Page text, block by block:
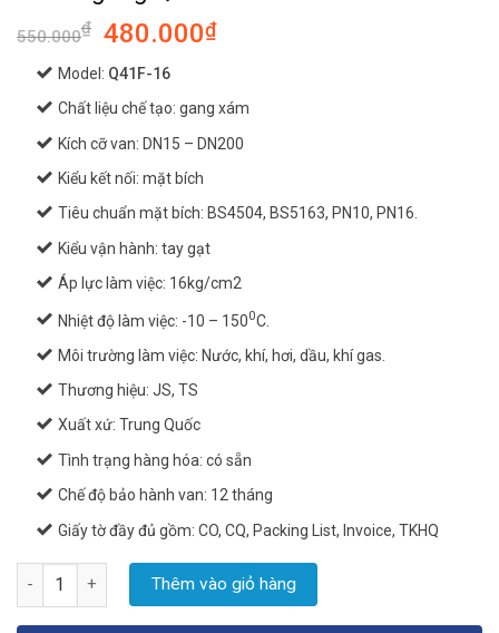
550.000₫
Giá
gốc
là:
550.000₫.
480.000₫Giá
là:
480.000₫.
Model: Q41F-16
Chất liệu chế tạo: gang xám
Kích cỡ van: DN15 – DN200
Kiểu kết nối: mặt bích
Tiêu chuẩn mặt bích: BS4504, BS5163, PN10, PN16.
Kiểu vận hành: tay gạt
Áp lực làm việc: 16kg/cm2
Nhiệt độ làm việc: -10 – 1500C.
Môi trường làm việc: Nước, khí, hơi, dầu, khí gas.
Thương hiệu: JS, TS
Xuất xứ: Trung Quốc
Tình trạng hàng hóa: có sẵn
Chế độ bảo hành van: 12 tháng
Giấy tờ đầy đủ gồm: CO, CQ, Packing List, Invoice, TKHQ
Van bi gang Q41F-16 số lượng
Thêm vào giỏ hàng